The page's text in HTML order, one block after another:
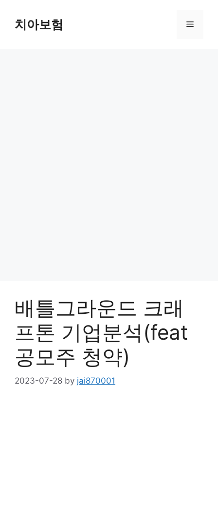
content치아보험 Menu
배틀그라운드 크래
프톤 기업분석(feat
공모주 청약)
2023-07-28 by jai870001